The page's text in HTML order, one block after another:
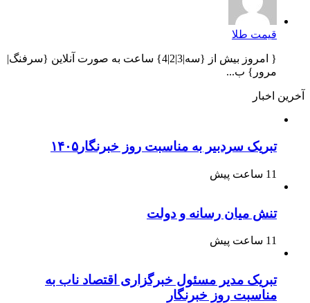
قیمت طلا
{ امروز بیش از {سه|3|2|4} ساعت به صورت آنلاین {سرفنگ|
مرور} ب...
آخرین اخبار
تبریک سردبیر به مناسبت روز خبرنگار۱۴۰۵
11 ساعت پیش
تنش میان رسانه و دولت
11 ساعت پیش
تبریک مدیر مسئول خبرگزاری اقتصاد ناب به
مناسبت روز خبرنگار